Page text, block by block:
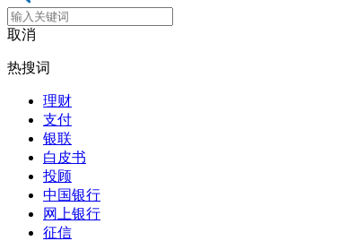
取消
热搜词
理财
支付
银联
白皮书
投顾
中国银行
网上银行
征信